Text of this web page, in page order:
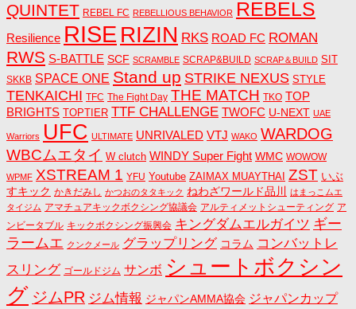
QUINTET REBEL FC REBELLIOUS BEHAVIOR REBELS
Resilience RISE RIZIN RKS ROAD FC ROMAN
RWS S-BATTLE SCF SCRAMBLE SCRAP&BUILD SCRAP＆BUILD SIT
SKKB SPACE ONE Stand up STRIKE NEXUS STYLE
TENKAICHI TFC The Fight Day THE MATCH TKO TOP
BRIGHTS TOPTIER TTF CHALLENGE TWOFC U-NEXT UAE
Warriors UFC ULTIMATE UNRIVALED VTJ WAKO WARDOG
WBCムエタイ W clutch WINDY Super Fight WMC WOWOW
WPMF XSTREAM 1 YFU Youtube ZAIMAX MUAYTHAI ZST いぶ
すキック かきだみし かつおのタタキック ねわざワールド品川
はまっこムエ
タイジム アマチュアキックボクシング協議会 アルティメットシューティング ア
ンビータブル キックボクシング振興会 キングダムエルガイツ ギー
ラームエ クンクメール グラップリング コラム コンバットレ
スリング ゴールドジム サンボ シュートボクシン
グ ジムPR ジム情報 ジャパンAMMA協会 ジャパンカップ